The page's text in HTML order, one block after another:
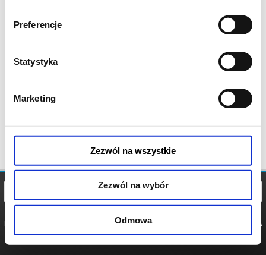
Preferencje
Statystyka
Marketing
Zezwól na wszystkie
Zezwól na wybór
Odmowa
POLITYKA
POLITYKA